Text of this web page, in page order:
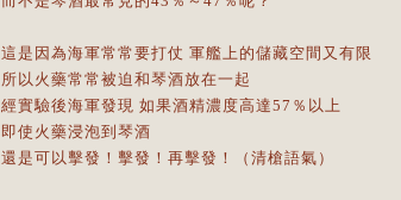
這是因為海軍常常要打仗 軍艦上的儲藏空間又有限
所以火藥常常被迫和琴酒放在一起
經實驗後海軍發現 如果酒精濃度高達57％以上
即使火藥浸泡到琴酒
還是可以擊發！擊發！再擊發！（清槍語氣）